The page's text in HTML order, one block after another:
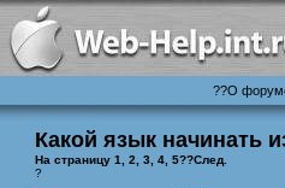
??О
Какой язык начинать
На страницу 1, 2 3, 4, 5??След.
?